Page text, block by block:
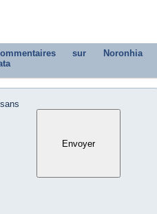
sur Noronhia